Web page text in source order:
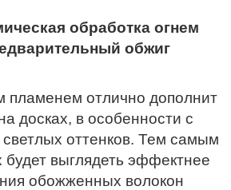
обработка огнем
обжиг
пламенем отлично дополнит
досках, в особенности с
оттенков. Тем самым
будет выглядеть эффектнее
обожженных волокон